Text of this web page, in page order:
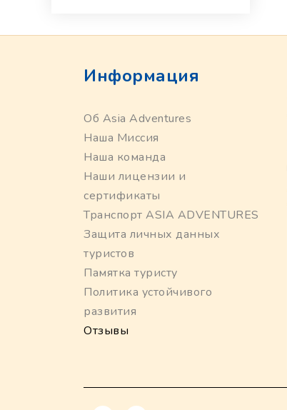
Информация
Об Asia Adventures
Наша Миссия
Наша команда
Наши лицензии и
сертификаты
Транспорт ASIA ADVENTURES
Защита личных данных
туристов
Памятка туристу
Политика устойчивого
развития
Отзывы